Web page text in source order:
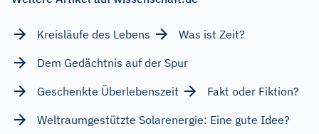
Kreisläufe des Lebens
Was ist Zeit?
Dem Gedächtnis auf der Spur
Geschenkte Überlebenszeit
Fakt oder Fiktion?
Weltraumgestützte Solarenergie: Eine gute Idee?